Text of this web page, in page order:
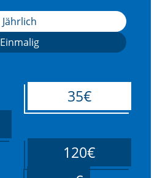
Jährlich
Einmalig
35€
120€